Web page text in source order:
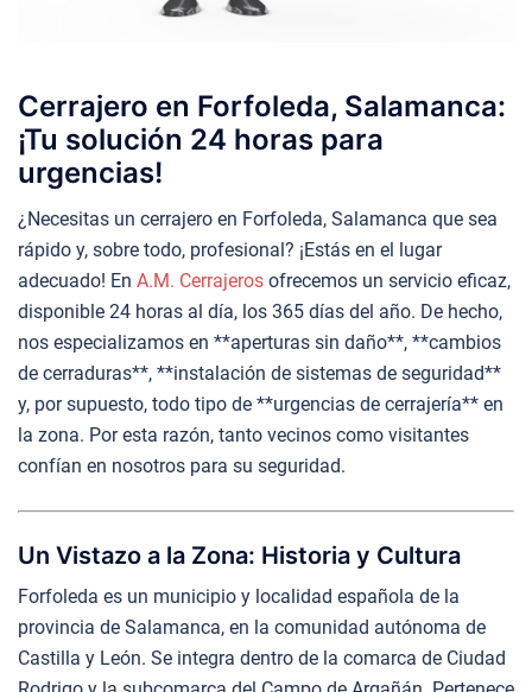
Cerrajero en Forfoleda, Salamanca:
¡Tu solución 24 horas para
urgencias!
¿Necesitas un cerrajero en Forfoleda, Salamanca que sea
rápido y, sobre todo, profesional? ¡Estás en el lugar
adecuado! En A.M. Cerrajeros ofrecemos un servicio eficaz,
disponible 24 horas al día, los 365 días del año. De hecho,
nos especializamos en **aperturas sin daño**, **cambios
de cerraduras**, **instalación de sistemas de seguridad**
y, por supuesto, todo tipo de **urgencias de cerrajería** en
la zona. Por esta razón, tanto vecinos como visitantes
confían en nosotros para su seguridad.
Un Vistazo a la Zona: Historia y Cultura
Forfoleda es un municipio y localidad española de la
provincia de Salamanca, en la comunidad autónoma de
Castilla y León. Se integra dentro de la comarca de Ciudad